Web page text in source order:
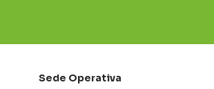
Sede Operativa